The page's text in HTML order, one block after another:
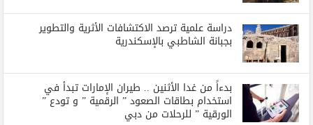
دراسة علمية ترصد الاكتشافات الأثرية والتطوير
بجبانة الشاطبي بالإسكندرية
بدءاً من غدا الأثنين .. طيران الإمارات تبدأ في
استخدام بطاقات الصعود ” الرقمية ” و تودع ”
الورقية ” للرحلات من دبي